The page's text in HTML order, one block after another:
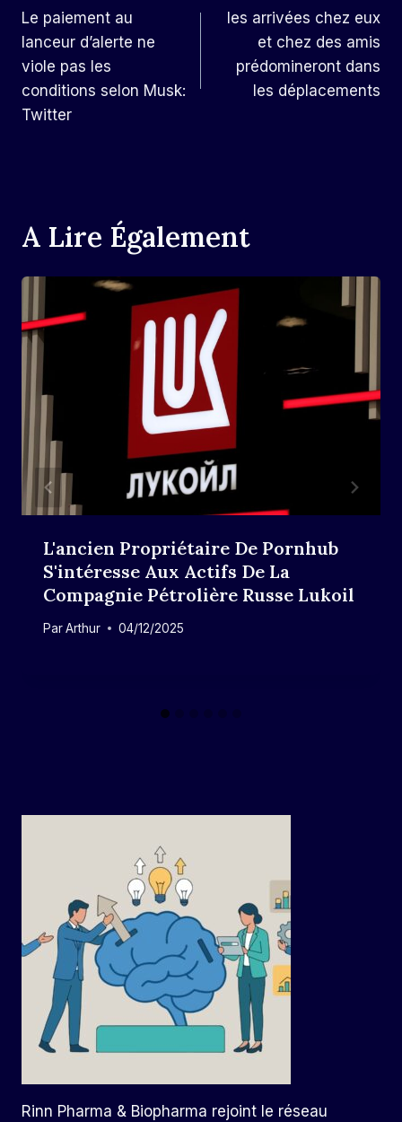
De
L’article
Le paiement au
lanceur d’alerte ne
viole pas les
conditions selon Musk:
Twitter
les arrivées chez eux
et chez des amis
prédomineront dans
les déplacements
A Lire Également
L'ancien Propriétaire De Pornhub
S'intéresse Aux Actifs De La
Compagnie Pétrolière Russe Lukoil
ParArthur 04/12/2025
Rinn Pharma & Biopharma rejoint le réseau